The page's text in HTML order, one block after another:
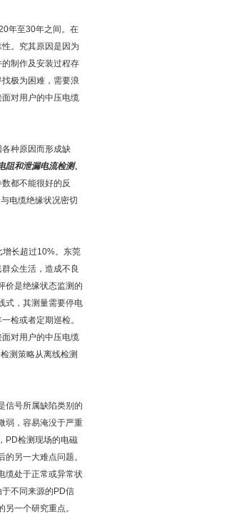
年至30年之间。在
。究其原因是因为
制作及安装过程存
极为困难，需要浪
对用户的中压电缆
种原因而形成缺
阻和泄漏电流检测、
都不能很好的反
电缆绝缘状况密切
增长超过10%。东莞
众生活，造成不良
价是绝缘状态监测的
式，其测量需要停电
检或者定期巡检。
对用户的中压电缆
测策略从离线检测
信号所属缺陷类别的
弱，容易淹没于严重
PD检测现场的电磁
另一大难点问题。
缆处于正常或异常状
不同来源的PD信
一个研究重点。